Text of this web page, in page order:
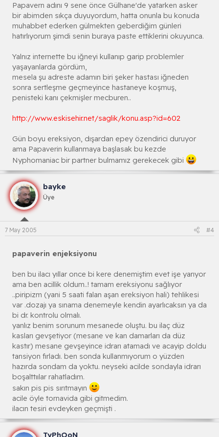
Papavern adını 9 sene önce Gülhane'de yatarken asker
bir abimden sıkça duyuyordum, hatta onunla bu konuda
muhabbet ederken gülmekten geberdiğim günleri
hatırlıyorum şimdi senin buraya paste ettiklerini okuyunca.
Yalnız internette bu iğneyi kullanıp garip problemler
yaşayanlarda gördüm,
mesela şu adreste adamın biri şeker hastası iğneden
sonra sertleşme geçmeyince hastaneye koşmuş,
penisteki kanı çekmişler mecburen..
http://www.eskisehir.net/saglik/konu.asp?id=602
Gün boyu ereksiyon, dışardan epey özendirici duruyor
ama Papaverin kullanmaya başlasak bu kezde
Nyphomaniac bir partner bulmamız gerekecek gibi
bayke
Üye
7 May 2005 #4
papaverin enjeksiyonu
ben bu ilacı yıllar once bi kere denemiştim evet işe yarıyor
ama ben acillik oldum..! tamam ereksiyonu sağlıyor
..piripizm (yani 5 saati falan aşan ereksiyon hali) tehlikesi
var .dozajı ya sınama denemeyle kendin ayarlıcaksın ya da
bi dr. kontrolu olmalı.
yanlız benim sorunum mesanede oluştu. bu ilaç düz
kasları gevşetiyor (mesane ve kan damarları da düz
kastır) mesane gevşeyince idrarı atamadı ve acayip doldu
tansiyon fırladı. ben sonda kullanmıyorum o yüzden
hazırda sondam da yoktu. neyseki acilde sondayla idrarı
boşalttıılar rahatladım.
sakın pis pis sırıtmayın
acile öyle tornavida gibi gitmedim.
ilacın tesiri evdeyken geçmişti .
TyPhOoN